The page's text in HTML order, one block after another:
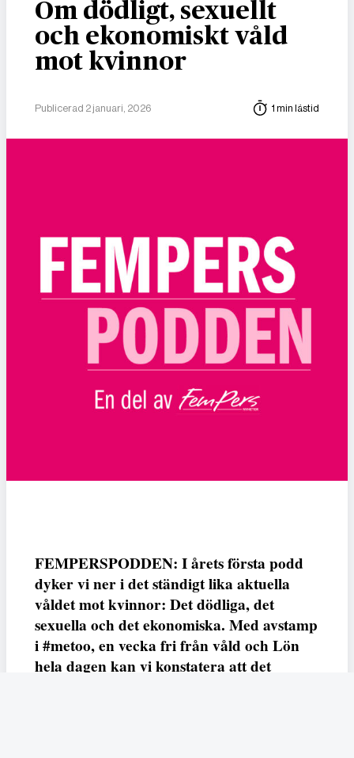
Om dödligt, sexuellt
och ekonomiskt våld
mot kvinnor
Publicerad 2 januari, 2026 1 min lästid
FEMPERSPODDEN: I årets första podd
dyker vi ner i det ständigt lika aktuella
våldet mot kvinnor: Det dödliga, det
sexuella och det ekonomiska. Med avstamp
i #metoo, en vecka fri från våld och Lön
hela dagen kan vi konstatera att det